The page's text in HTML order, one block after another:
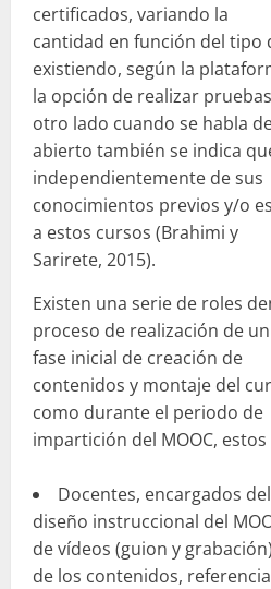
certificados, variando la
cantidad en función del tipo
existiendo, según la
la opción de realizar
otro lado cuando se habla
abierto también se indica
independientemente de sus
conocimientos previos y/o
a estos cursos (Brahimi y
Sarirete, 2015).
Existen una serie de roles
proceso de realización de
fase inicial de creación de
contenidos y montaje del
como durante el periodo de
impartición del MOOC, estos
Docentes, encargados del
diseño instruccional del
de vídeos (guion y
de los contenidos,